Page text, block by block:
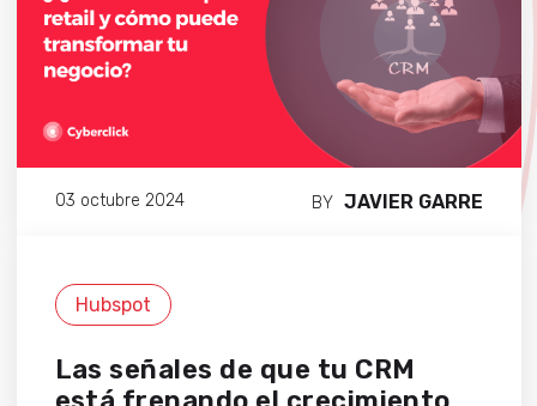
03 octubre 2024 BY JAVIER GARRE
Hubspot
Las señales de que tu CRM